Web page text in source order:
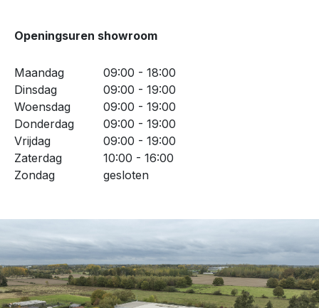
Openingsuren showroom
Maandag
09:00 - 18:00
Dinsdag
09:00 - 19:00
Woensdag
09:00 - 19:00
Donderdag
09:00 - 19:00
Vrijdag
09:00 - 19:00
Zaterdag
10:00 - 16:00
Zondag
gesloten